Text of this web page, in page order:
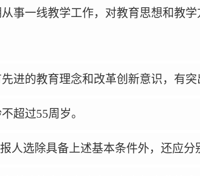
事一线教学工作，对教育思想和教
进的教育理念和改革创新意识，有
超过55周岁。
人选除具备上述基本条件外，还应分